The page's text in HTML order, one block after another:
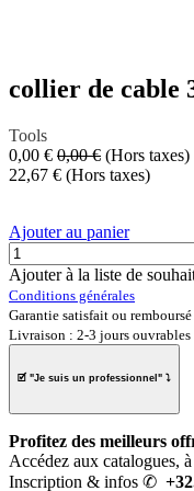
collier de cable
Tools
0,00 € 0,00€ (Hors taxes)
22,67 € (Hors taxes)
Ajouter au panier
Ajouter à la liste de
Conditions générales
Garantie satisfait ou
Livraison : 2-3 jours ouvrables
🗹 "Je suis un professionnel " ⤵
Profitez des meilleurs
Accédez aux catalogues, à
Inscription & infos ✆